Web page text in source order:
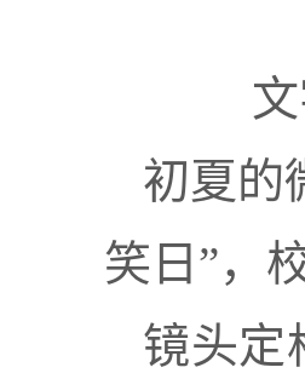
初夏的
笑日”，
镜头定